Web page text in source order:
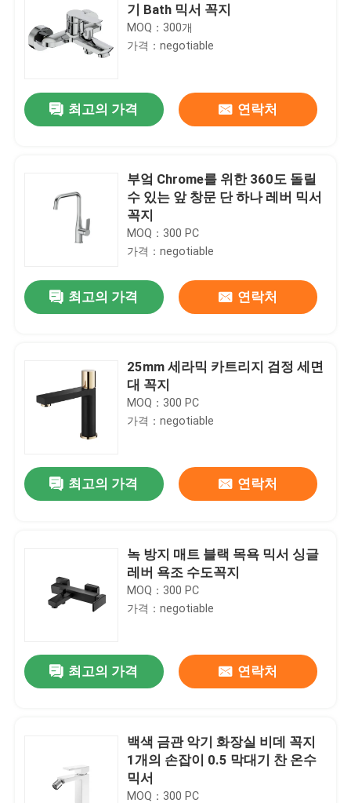
기 Bath 믹서 꼭지
MOQ：300개
가격：negotiable
최고의 가격 연락처
부엌 Chrome를 위한 360도 돌릴
수 있는 앞 창문 단 하나 레버 믹서
꼭지
MOQ：300 PC
가격：negotiable
최고의 가격 연락처
25mm 세라믹 카트리지 검정 세면
대 꼭지
MOQ：300 PC
가격：negotiable
최고의 가격 연락처
녹 방지 매트 블랙 목욕 믹서 싱글
레버 욕조 수도꼭지
MOQ：300 PC
가격：negotiable
최고의 가격 연락처
백색 금관 악기 화장실 비데 꼭지
1개의 손잡이 0.5 막대기 찬 온수
믹서
MOQ：300 PC